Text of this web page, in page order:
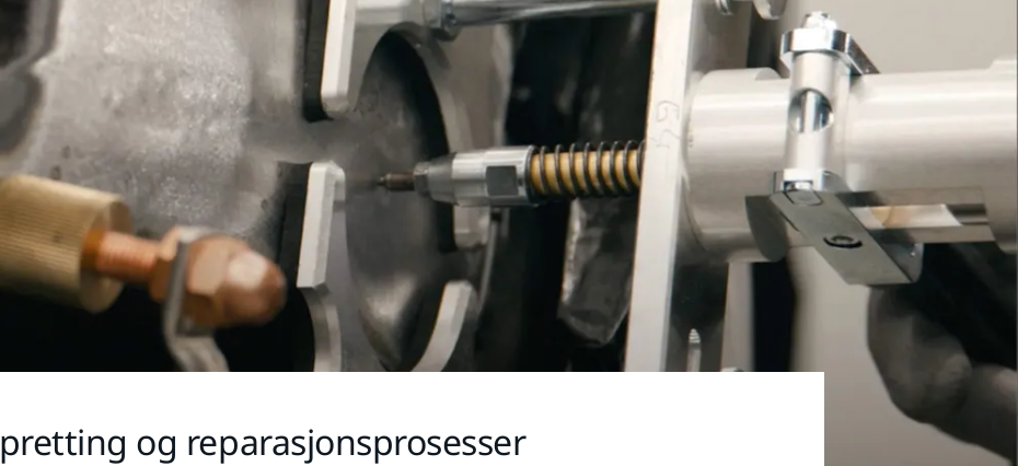
og reparasjonsprosesser